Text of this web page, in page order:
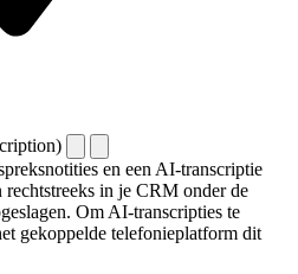
en een AI-transcriptie
rechtstreeks in je CRM onder de
Om AI-transcripties te
gekoppelde telefonieplatform dit